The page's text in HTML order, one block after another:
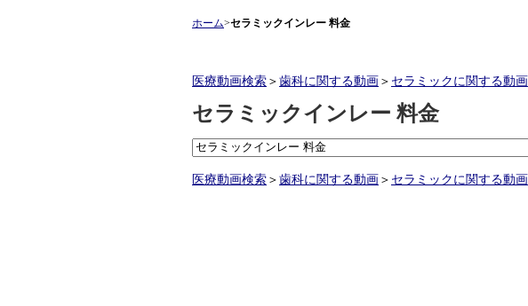
ホーム>セラミックインレー 料金
医療動画検索 ＞ 歯科に関する動画 ＞ セラミックに関する動画
セラミックインレー 料金
医療動画検索 ＞ 歯科に関する動画 ＞ セラミックに関する動画